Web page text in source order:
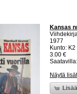
Kansas
1977
Kunto:
3.00 €
Näytä